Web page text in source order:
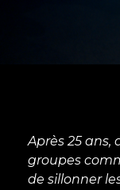
Après 25
groupes
de sillonner